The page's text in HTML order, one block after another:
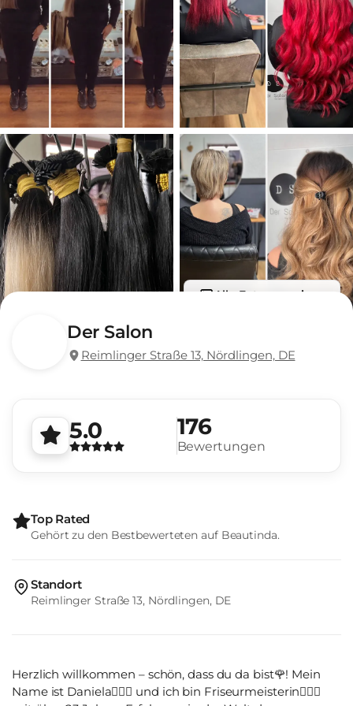
Alle Fotos anzeigen
Der Salon
Reimlinger Straße 13, Nördlingen, DE
5.0 176
Bewertungen
Top Rated
Gehört zu den Bestbewerteten auf Beautinda.
Standort
Reimlinger Straße 13, Nördlingen, DE
Herzlich willkommen – schön, dass du da bist🌹! Mein
Name ist Daniela🙋🏼‍♀️ und ich bin Friseurmeisterin💇🏼‍♀️